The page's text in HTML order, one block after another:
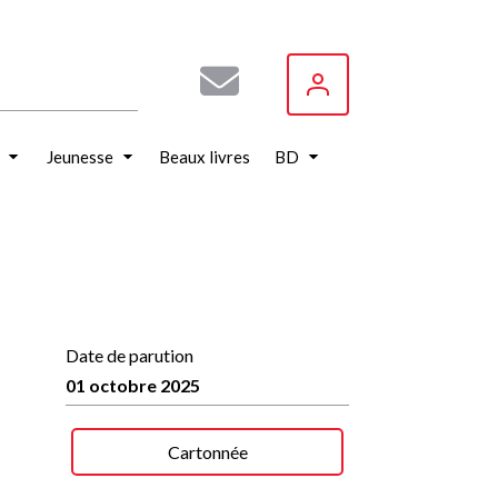
Jeunesse Beaux livres BD
Date de parution
01 octobre 2025
Cartonnée